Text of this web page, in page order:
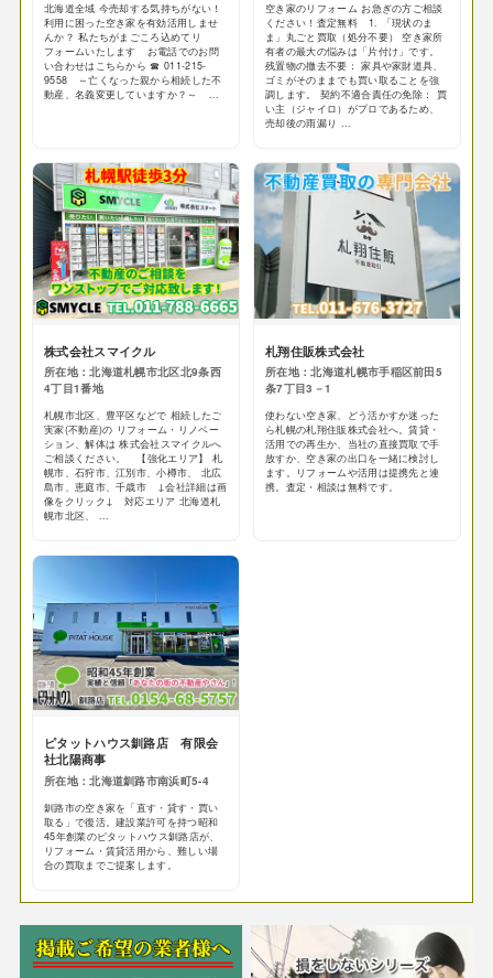
北海道全域 今売却する気持ちがない！
利用に困った空き家を有効活用しませ
んか？ 私たちがまごころ込めてリ
フォームいたします お電話でのお問
い合わせはこちらから ☎ 011-215-
9558 ～亡くなった親から相続した不
動産、名義変更していますか？～ ...
空き家のリフォーム お急ぎの方ご相談
ください！査定無料 1. 「現状のま
ま」丸ごと買取（処分不要） 空き家所
有者の最大の悩みは「片付け」です。
残置物の撤去不要： 家具や家財道具、
ゴミがそのままでも買い取ることを強
調します。 契約不適合責任の免除： 買
い主（ジャイロ）がプロであるため、
売却後の雨漏り ...
株式会社スマイクル
所在地：北海道札幌市北区北9条西
4丁目1番地
札幌市北区、豊平区などで 相続したご
実家(不動産)の リフォーム・リノベー
ション、解体は 株式会社スマイクルへ
ご相談ください。 【強化エリア】 札
幌市、石狩市、江別市、小樽市、 北広
島市、恵庭市、千歳市 ↓会社詳細は画
像をクリック↓ 対応エリア 北海道札
幌市北区、 ...
札翔住販株式会社
所在地：北海道札幌市手稲区前田5
条7丁目3－1
使わない空き家、どう活かすか迷った
ら札幌の札翔住販株式会社へ。賃貸・
活用での再生か、当社の直接買取で手
放すか、空き家の出口を一緒に検討し
ます。リフォームや活用は提携先と連
携。査定・相談は無料です。
ピタットハウス釧路店 有限会
社北陽商事
所在地：北海道釧路市南浜町5-4
釧路市の空き家を「直す・貸す・買い
取る」で復活。建設業許可を持つ昭和
45年創業のピタットハウス釧路店が、
リフォーム・賃貸活用から、難しい場
合の買取までご提案します。